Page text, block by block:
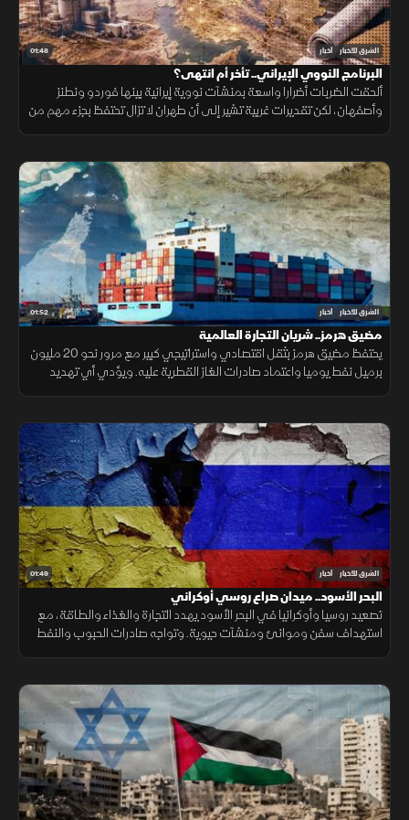
01:48 الشرق للأخبار أخبار
البرنامج النووي الإيراني.. تأخر أم انتهى؟
ألحقت الضربات أضرارا واسعة بمنشآت نووية إيرانية بينها فوردو ونطنز
وأصفهان، لكن تقديرات غربية تشير إلى أن طهران لا تزال تحتفظ بجزء مهم من
01:52 الشرق للأخبار أخبار
مضيق هرمز.. شريان التجارة العالمية
يحتفظ مضيق هرمز بثقل اقتصادي واستراتيجي كبير مع مرور نحو 20 مليون
برميل نفط يوميا واعتماد صادرات الغاز القطرية عليه. ويؤدي أي تهديد
01:49 الشرق للأخبار أخبار
البحر الأسود.. ميدان صراع روسي أوكراني
تصعيد روسيا وأوكرانيا في البحر الأسود يهدد التجارة والغذاء والطاقة، مع
استهداف سفن وموانئ ومنشآت حيوية. وتواجه صادرات الحبوب والنفط